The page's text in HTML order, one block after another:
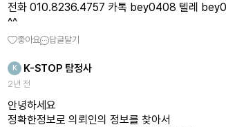
전화 010.8236.4757 카톡 bey0408 텔레
^^
좋아요 답글달기
K K-STOP 탐정사
2년 전
안녕하세요
정확한정보로 의뢰인의 정보를 찾아서